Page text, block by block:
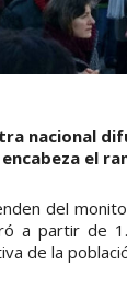
nacional
el
del
a partir de
de la